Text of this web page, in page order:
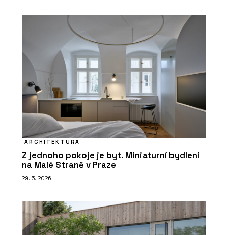
ARCHITEKTURA
Z jednoho pokoje je byt. Miniaturní bydlení
na Malé Straně v Praze
29. 5. 2026